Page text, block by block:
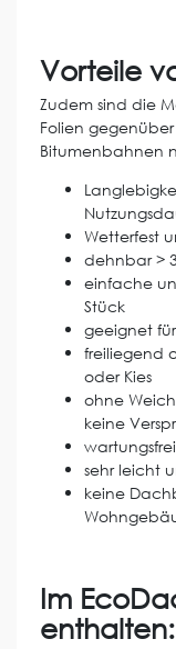
Vorteile
Zudem sind die
Folien
Bitumenbahnen
Wetterfest
dehnbar >
einfache
Stück
geeignet
freiliegend
oder Kies
ohne
keine
wartungsfrei
sehr leicht
keine
Im
enthalten: